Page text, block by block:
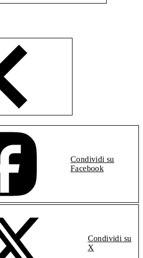
Condividi su
Facebook
Condividi su
X